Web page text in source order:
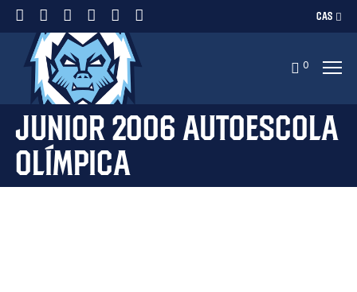
CAS
0
Junior 2006 Autoescola
Olímpica